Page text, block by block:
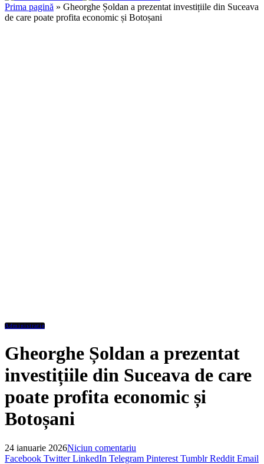
Prima pagină » Gheorghe Șoldan a prezentat investițiile din Suceava
de care poate profita economic și Botoșani
Administratie
Gheorghe Șoldan a prezentat
investițiile din Suceava de care
poate profita economic și
Botoșani
24 ianuarie 2026Niciun comentariu
Facebook Twitter LinkedIn Telegram Pinterest Tumblr Reddit Email